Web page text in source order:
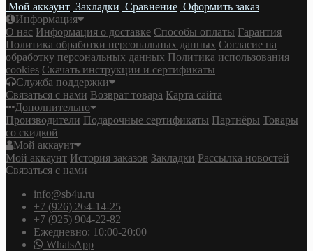
Мой аккаунт Закладки Сравнение Оформить заказ
Информация
О нас Информация о доставке Cпособы оплаты Гарантия
Политика обработки персональных данных Согласие на
обработку персональных данных Политика использования
cookies Скачать инструкции и сертификаты
Служба поддержки
Связаться с нами Возврат товара Карта сайта
Дополнительно
Производители Подарочные сертификаты Партнёры Товары
со скидкой
Мой аккаунт
Мой аккаунт История заказов Закладки Рассылка новостей
Связаться с нами
info@sb4u.ru
+7 (926) 264-14-25
+7 (925) 904-22-82
Ежедневно: 10:00-20:00
WhatsApp